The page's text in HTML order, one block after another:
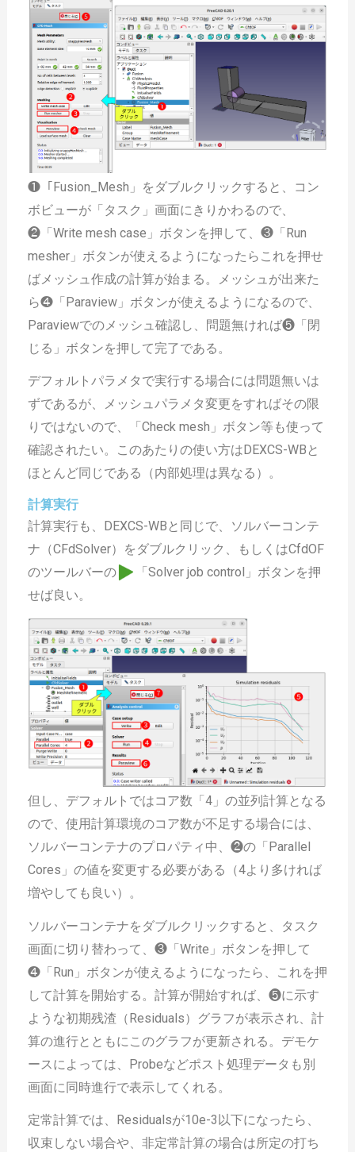
❶「Fusion_Mesh」をダブルクリックすると、コン
ボビューが「タスク」画面にきりかわるので、
❷「Write mesh case」ボタンを押して、❸「Run
mesher」ボタンが使えるようになったらこれを押せ
ばメッシュ作成の計算が始まる。メッシュが出来た
ら❹「Paraview」ボタンが使えるようになるので、
Paraviewでのメッシュ確認し、問題無ければ❺「閉
じる」ボタンを押して完了である。
デフォルトパラメタで実行する場合には問題無いは
ずであるが、メッシュパラメタ変更をすればその限
りではないので、「Check mesh」ボタン等も使って
確認されたい。このあたりの使い方はDEXCS-WBと
ほとんど同じである（内部処理は異なる）。
計算実行
計算実行も、DEXCS-WBと同じで、ソルバーコンテ
ナ（CFdSolver）をダブルクリック、もしくはCfdOF
のツールバーの
「Solver job control」ボタンを押
せば良い。
但し、デフォルトではコア数「4」の並列計算となる
ので、使用計算環境のコア数が不足する場合には、
ソルバーコンテナのプロパティ中、❷の「Parallel
Cores」の値を変更する必要がある（4より多ければ
増やしても良い）。
ソルバーコンテナをダブルクリックすると、タスク
画面に切り替わって、❸「Write」ボタンを押して
❹「Run」ボタンが使えるようになったら、これを押
して計算を開始する。計算が開始すれば、❺に示す
ような初期残渣（Residuals）グラフが表示され、計
算の進行とともにこのグラフが更新される。デモケ
ースによっては、Probeなどポスト処理データも別
画面に同時進行で表示してくれる。
定常計算では、Residualsが10e-3以下になったら、
収束しない場合や、非定常計算の場合は所定の打ち